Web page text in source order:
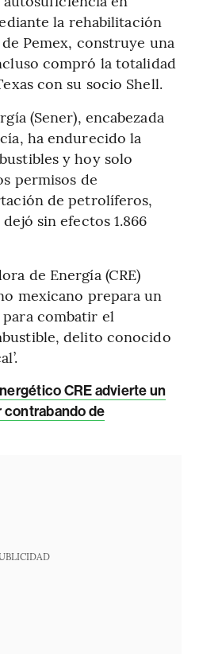
la rehabilitación
Pemex, construye una
compró la totalidad
con su socio Shell.
(Sener), encabezada
ha endurecido la
y hoy solo
permisos de
de petrolíferos,
sin efectos 1.866
de Energía (CRE)
mexicano prepara un
combatir el
delito conocido
CRE advierte un
contrabando de